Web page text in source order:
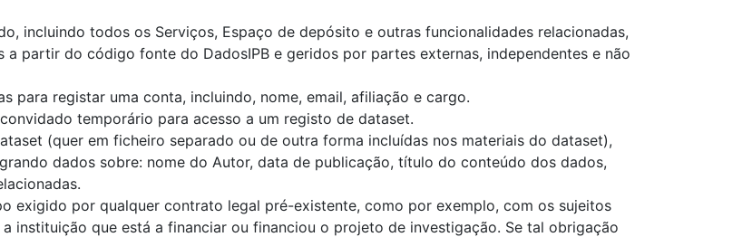
incluindo todos os Serviços, Espaço de depósito e outras funcionalidades relacionadas,
a partir do código fonte do DadosIPB e geridos por partes externas, independentes e não
para registar uma conta, incluindo, nome, email, afiliação e cargo.
temporário para acesso a um registo de dataset.
(quer em ficheiro separado ou de outra forma incluídas nos materiais do dataset),
dados sobre: nome do Autor, data de publicação, título do conteúdo dos dados,
exigido por qualquer contrato legal pré-existente, como por exemplo, com os sujeitos
instituição que está a financiar ou financiou o projeto de investigação. Se tal obrigação